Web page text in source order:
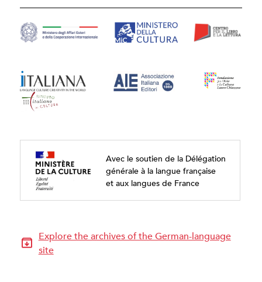
Avec le soutien de la Délégation
générale à la langue française
et aux langues de France
Explore the archives of the German-language
site